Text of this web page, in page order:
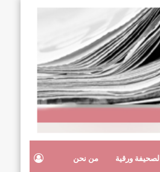
الصحيفة ورقية من نحن